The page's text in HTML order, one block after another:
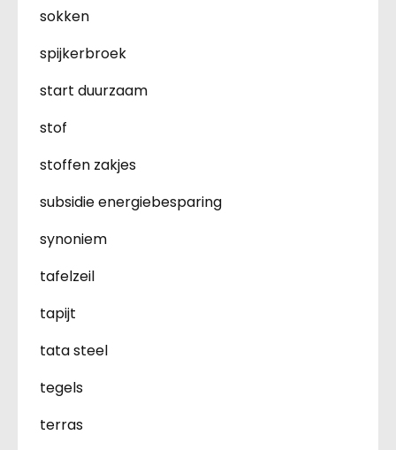
sokken
spijkerbroek
start duurzaam
stof
stoffen zakjes
subsidie energiebesparing
synoniem
tafelzeil
tapijt
tata steel
tegels
terras